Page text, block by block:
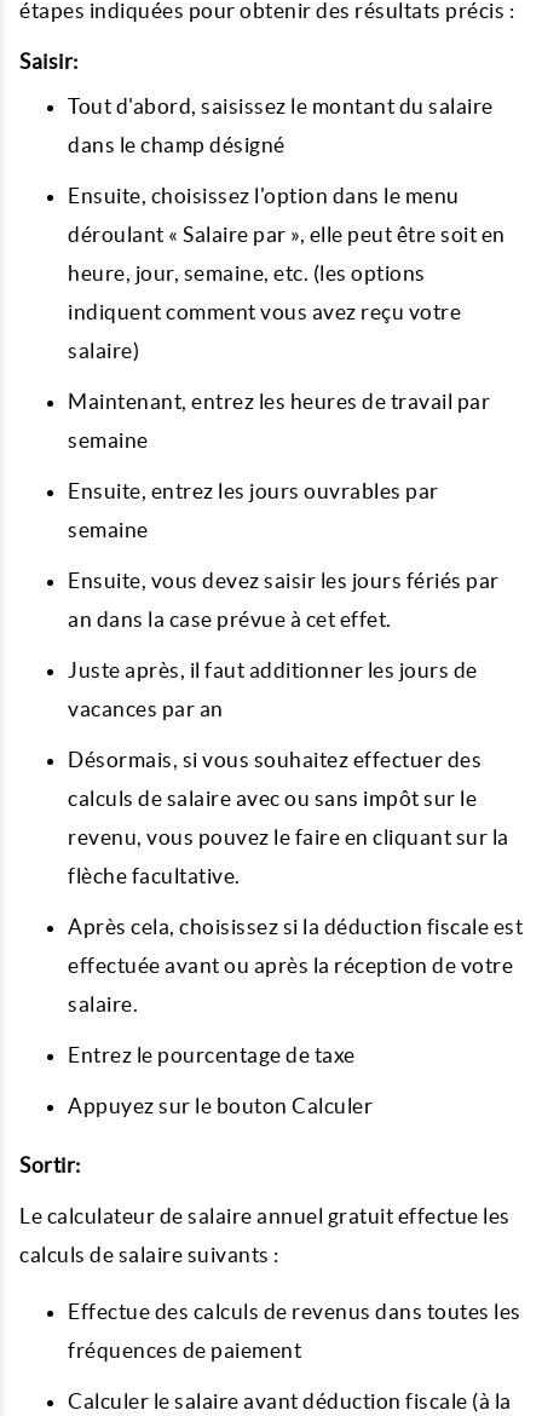
étapes indiquées pour obtenir des résultats précis :
Saisir:
Tout d'abord, saisissez le montant du salaire
dans le champ désigné
Ensuite, choisissez l'option dans le menu
déroulant « Salaire par », elle peut être soit en
heure, jour, semaine, etc. (les options
indiquent comment vous avez reçu votre
salaire)
Maintenant, entrez les heures de travail par
semaine
Ensuite, entrez les jours ouvrables par
semaine
Ensuite, vous devez saisir les jours fériés par
an dans la case prévue à cet effet.
Juste après, il faut additionner les jours de
vacances par an
Désormais, si vous souhaitez effectuer des
calculs de salaire avec ou sans impôt sur le
revenu, vous pouvez le faire en cliquant sur la
flèche facultative.
Après cela, choisissez si la déduction fiscale est
effectuée avant ou après la réception de votre
salaire.
Entrez le pourcentage de taxe
Appuyez sur le bouton Calculer
Sortir:
Le calculateur de salaire annuel gratuit effectue les
calculs de salaire suivants :
Effectue des calculs de revenus dans toutes les
fréquences de paiement
Calculer le salaire avant déduction fiscale (à la